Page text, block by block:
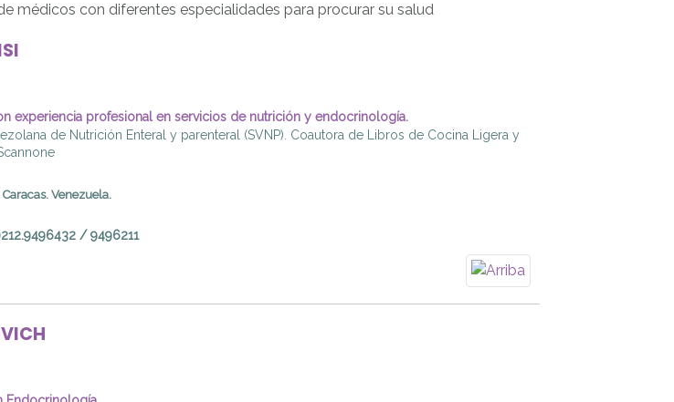
médicos con diferentes especialidades para procurar su salud
experiencia profesional en servicios de nutrición y endocrinología.
de Nutrición Enteral y parenteral (SVNP). Coautora de Libros de Cocina Ligera y
Venezuela.
/ 9496211